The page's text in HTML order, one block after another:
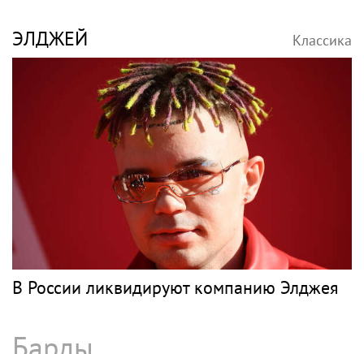
ЭЛДЖЕЙ Классика
В России ликвидируют компанию Элджея